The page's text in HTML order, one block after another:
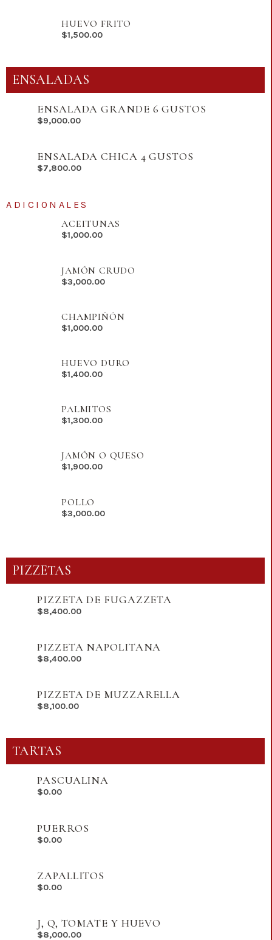
HUEVO FRITO
$1,500.00
ENSALADAS
ENSALADA GRANDE 6 GUSTOS
$9,000.00
ENSALADA CHICA 4 GUSTOS
$7,800.00
ADICIONALES
ACEITUNAS
$1,000.00
JAMÓN CRUDO
$3,000.00
CHAMPIÑÓN
$1,000.00
HUEVO DURO
$1,400.00
PALMITOS
$1,300.00
JAMÓN O QUESO
$1,900.00
POLLO
$3,000.00
PIZZETAS
PIZZETA DE FUGAZZETA
$8,400.00
PIZZETA NAPOLITANA
$8,400.00
PIZZETA DE MUZZARELLA
$8,100.00
TARTAS
PASCUALINA
$0.00
PUERROS
$0.00
ZAPALLITOS
$0.00
J, Q, TOMATE Y HUEVO
$8,000.00